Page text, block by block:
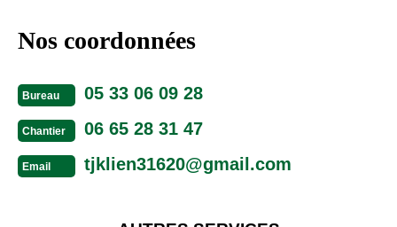
Nos coordonnées
Bureau 05 33 06 09 28
Chantier 06 65 28 31 47
Email tjklien31620@gmail.com